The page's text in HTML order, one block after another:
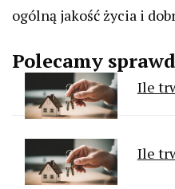
ogólną jakość życia i
Polecamy
Ile
Ile